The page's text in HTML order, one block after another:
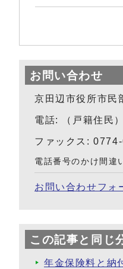
お問い合わせ
京田辺市役所市民
電話: （戸籍住民
ファックス:
電話番号のかけ間違
お問い合わせフォ
この記事と同じ
年金保険料と納